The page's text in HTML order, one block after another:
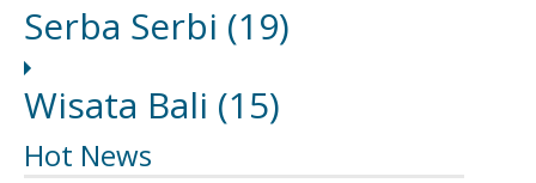
Serba Serbi (19)
Wisata Bali (15)
Hot News